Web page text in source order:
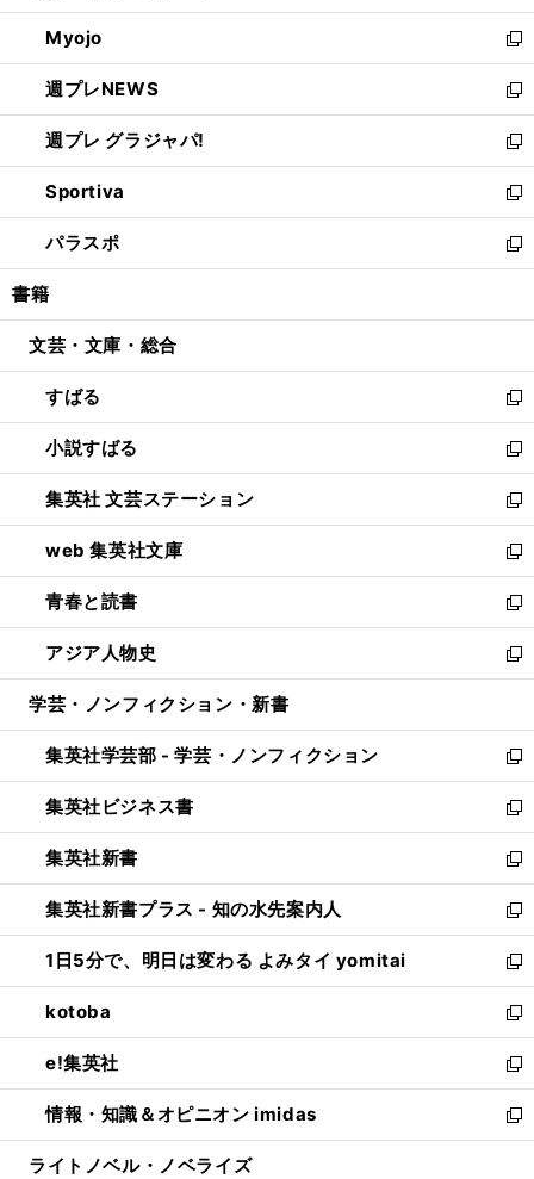
開
く
ウ
で
開
く
ン
ド
ウ
で
開
く
ウ
ィ
ン
ド
ウ
で
開
く
Myojo
新
し
い
ウ
ィ
ン
ド
ウ
で
開
週プレNEWS
新
し
い
ウ
ィ
ン
ド
ウ
開
週プレ グラジャパ!
新
し
い
ウ
ィ
ン
ウ
開
く
Sportiva
新
し
い
ウ
ン
ウ
で
開
く
パラスポ
新
し
ウ
ン
ド
ウ
で
開
く
書籍
文芸・文庫・総合
すばる
新
し
い
ウ
ィ
ン
ド
ウ
で
開
く
小説すばる
新
し
い
ウ
ィ
ン
ド
ウ
で
開
集英社 文芸ステーション
新
し
い
ウ
ィ
ン
ド
ウ
開
く
web 集英社文庫
新
し
い
ウ
ィ
ン
ウ
で
開
く
青春と読書
新
し
い
ウ
ン
ド
ウ
で
開
く
アジア人物史
新
し
ウ
ィ
ン
ド
ウ
で
開
く
学芸・ノンフィクション・新書
集英社学芸部 - 学芸・ノンフィクション
新
し
い
ウ
ィ
ン
ド
ウ
で
開
く
集英社ビジネス書
新
し
い
ウ
ィ
ン
ド
ウ
で
開
く
集英社新書
新
し
い
ウ
ィ
ン
ド
ウ
で
開
く
集英社新書プラス - 知の水先案内人
新
し
い
ウ
ィ
ン
ド
ウ
で
開
1日5分で、明日は変わる よみタイ yomitai
新
し
い
ウ
ィ
ン
ド
ウ
kotoba
新
し
い
ウ
ィ
ン
e!集英社
新
し
い
ウ
情報・知識＆オピニオン imidas
新
し
ライトノベル・ノベライズ